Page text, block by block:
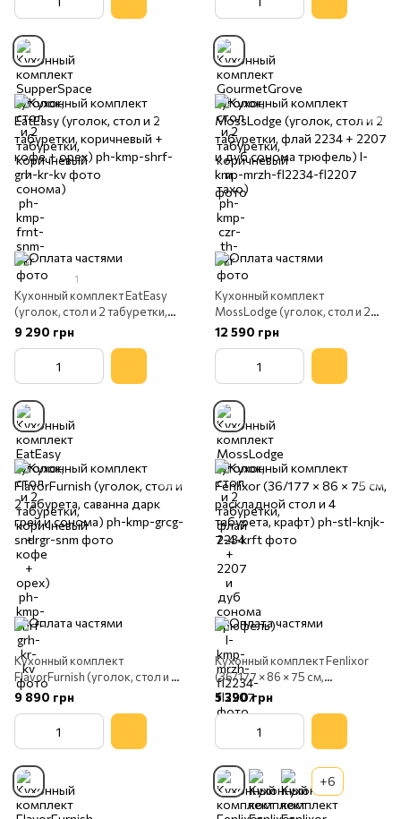
1
Кухонный комплект EatEasy
(уголок, стол и 2 табуретки,
коричневый + кофе + орех)
9 290 грн
Кухонный комплект
MossLodge (уголок, стол и 2
табуретки, флай 2234 + 2207 и
дуб сонома трюфель)
12 590 грн
Кухонный комплект
FlavorFurnish (уголок, стол и 2
табурета, саванна дарк грей и
9 890 грн
Кухонный комплект Fenlixor
(36/177 × 86 × 75 см,
раскладной стол и 4 табурета,
крафт)
5 390 грн
+6